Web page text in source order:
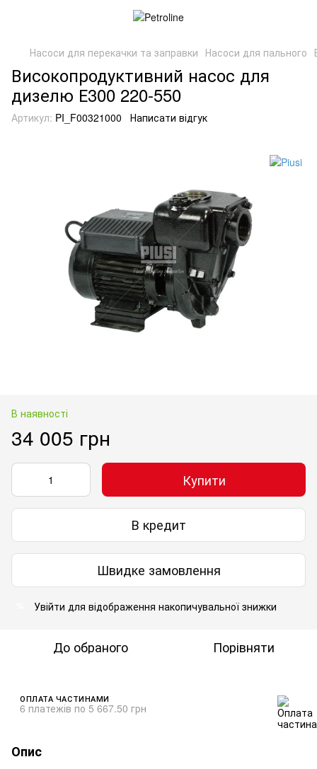
Насоси для перекачки та заправки Насоси для пального
Високопродуктивний насос для
дизелю Е300 220-550
Артикул: PI_F00321000 Написати відгук
В наявності
34 005 грн
Купити
В кредит
Швидке замовлення
Увійти для відображення накопичувальної знижки
До обраного Порівняти
ОПЛАТА ЧАСТИНАМИ
6 платежів по 5 667.50 грн
Опис